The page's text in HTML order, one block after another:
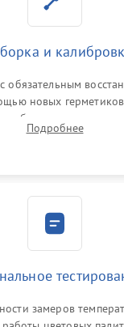
и
обязательным
новых
матрицы по
для точного
Подробнее
замеров